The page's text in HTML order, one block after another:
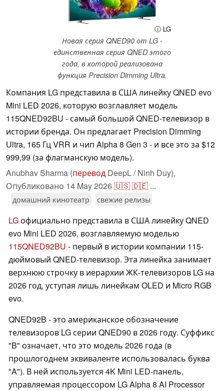
ⓘ LG
Новая серия QNED90 от LG -
единственная серия QNED этого
года, в которой реализована
функция Precision Dimming Ultra.
Компания LG представила в США линейку QNED evo
Mini LED 2026, которую возглавляет модель
115QNED92BU - самый большой QNED-телевизор в
истории бренда. Он предлагает Precision Dimming
Ultra, 165 Гц VRR и чип Alpha 8 Gen 3 - и все это за $12
999,99 (за флагманскую модель).
Anubhav Sharma (перевод DeepL / Ninh Duy),
Опубликовано 14 May 2026🇺🇸🇩🇪 ...
домашний кинотеатр свежие релизы
LGофициально представила в США линейку QNED
evo Mini LED 2026, возглавляемую моделью
115QNED92BU - первый в истории компании 115-
дюймовый QNED-телевизор. Эта линейка занимает
верхнюю строчку в иерархии ЖК-телевизоров LG на
2026 год, уступая лишь линейкам OLED и Micro RGB
evo.
QNED92B - это американское обозначение
телевизоров LG серии QNED90 в 2026 году. Суффикс
"B" означает, что это модель 2026 года (в
прошлогоднем эквиваленте использовалась буква
"A"). В ней используется 4K Mini LED-панель,
управляемая процессором LG Alpha 8 AI Processor